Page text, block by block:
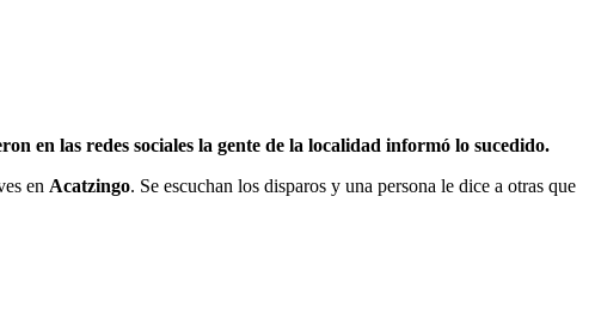
en las redes sociales la gente de la localidad informó lo sucedido.
en Acatzingo. Se escuchan los disparos y una persona le dice a otras que